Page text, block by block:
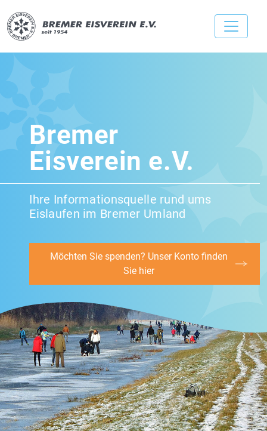
Bremer
Eisverein e.V.
Ihre Informationsquelle rund ums
Eislaufen im Bremer Umland
Möchten Sie spenden? Unser Konto finden
Sie hier